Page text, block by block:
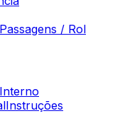
/ Rol
Instruções